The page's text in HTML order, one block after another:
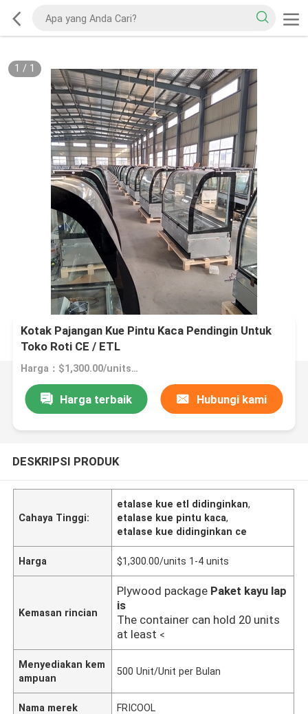
1 / 1
Kotak Pajangan Kue Pintu Kaca Pendingin Untuk
Toko Roti CE / ETL
Harga：$1,300.00/units 1-4 units
Harga terbaik Hubungi kami
DESKRIPSI PRODUK
Cahaya Tinggi:
etalase kue etl didinginkan,
etalase kue pintu kaca,
etalase kue didinginkan ce
Harga $1,300.00/units 1-4 units
Kemasan rincian
Plywood package Paket kayu lap
is
The container can hold 20 units
at least <
Menyediakan kem
ampuan
500 Unit/Unit per Bulan
Nama merek FRICOOL